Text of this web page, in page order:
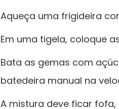
Aqueça uma frigideira
Em uma tigela, coloque
Bata as gemas com
batedeira manual na
A mistura deve ficar